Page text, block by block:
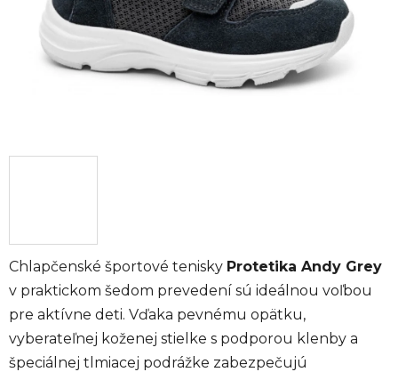
Chlapčenské športové tenisky Protetika Andy Grey
v praktickom šedom prevedení sú ideálnou voľbou
pre aktívne deti. Vďaka pevnému opätku,
vyberateľnej koženej stielke s podporou klenby a
špeciálnej tlmiacej podrážke zabezpečujú